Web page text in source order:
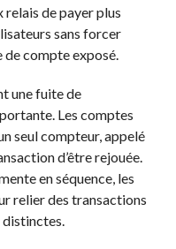
de payer plus
sans forcer
compte exposé.
une fuite de
Les comptes
seul compteur, appelé
d’être rejouée.
en séquence, les
relier des transactions